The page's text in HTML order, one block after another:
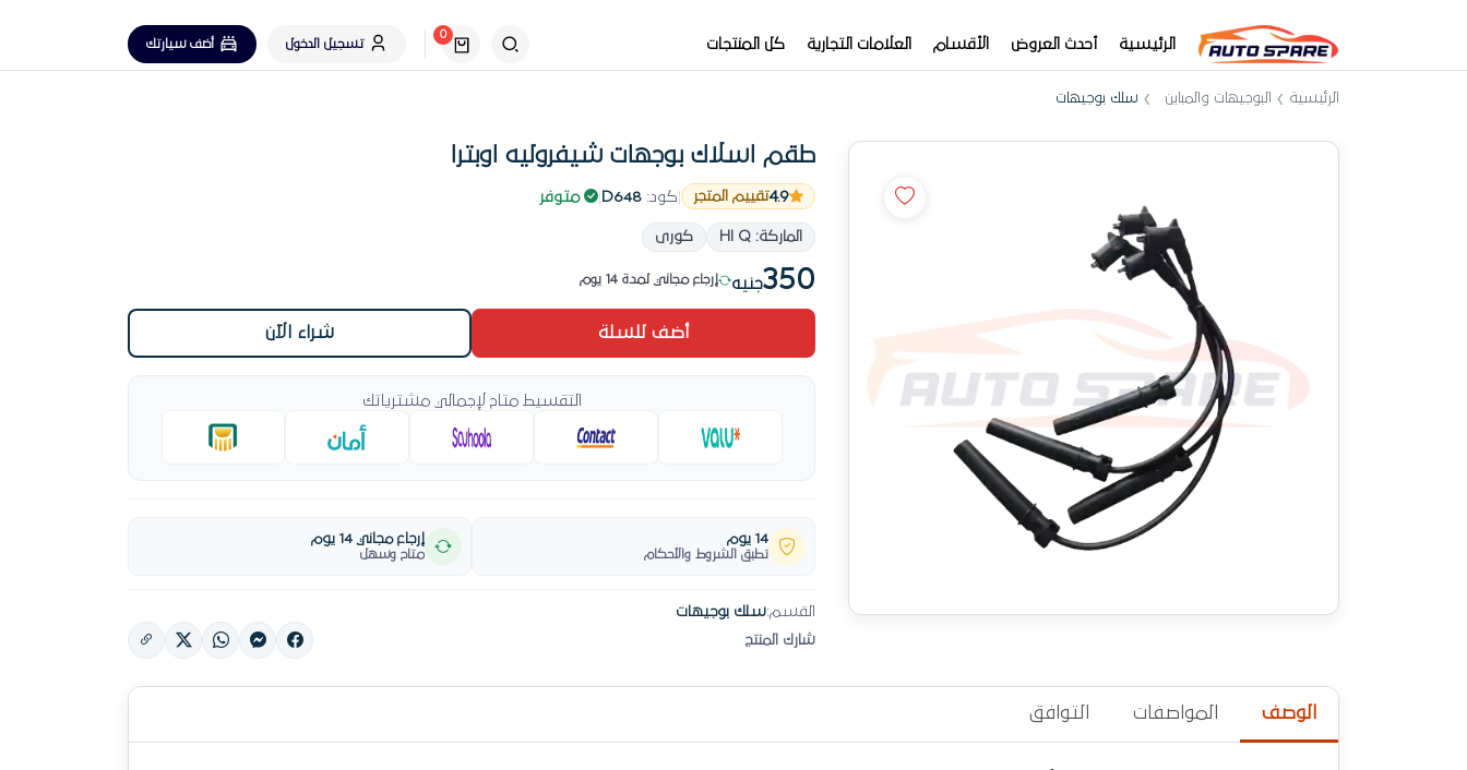
الرئيسية أحدث العروض الأقسام العلامات التجارية كل المنتجات
0
تسجيل الدخول
أضف سيارتك
الرئيسية البوجيهات والمباين سلك بوجيهات
طقم اسلاك بوجهات شيفروليه اوبترا
4.9تقييم المتجر كود: D648 متوفر
الماركة: HI Q كورى
350جنيه
# 4 في سلك بوجيهات الشهر ده
إرجاع مجاني لمدة 14 يوم
أضف للسلة شراء الآن
التقسيط متاح لإجمالي مشترياتك
14 يوم
تطبق الشروط والأحكام
إرجاع مجاني 14 يوم
متاح وسهل
القسم:سلك بوجيهات
شارك المنتج
الوصف المواصفات التوافق